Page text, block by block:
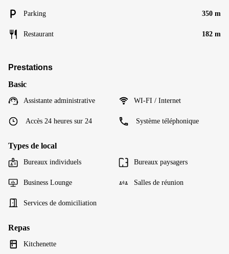
Parking 350 m
Restaurant 182 m
Prestations
Basic
Assistante administrative WI-FI / Internet
Accès 24 heures sur 24 Système téléphonique
Types de local
Bureaux individuels Bureaux paysagers
Business Lounge Salles de réunion
Services de domiciliation
Repas
Kitchenette